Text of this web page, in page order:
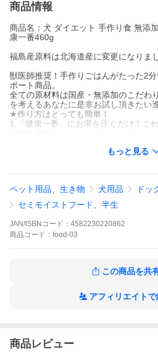
商品情報
商品名：犬 ダイエット 手作り食 無添
康一番460g
福島産原料は北海道産に変更になりまし
獣医師推奨！手作りごはんがたった2
ポート商品。
全ての原材料は国産・無添加のこだわ
を考えるあなたに是非お試し頂きたい
★作り方はとっても簡単！
1.「健康一番」にお湯を注ぐだけ！こ
3.最後に亜麻仁油やえごま油などオメ
内容量：健康一番：110g
原材料：オートミール、発芽玄米、お
い）、きな粉（遺伝子組み換えでない)
ごぼう、ごま、れんこん、紫芋、小松
ぬか、無臭ニンニク、ふすま、カツオ
カロリー：402Kcal/100g
もっと見る
ペット用品、生き物 犬用品
ドッ
セミモイストフード、半生
JAN/ISBNコード： 4582230220862
商品 コード： food-03
この商品を共
アフィリエイト
商品レビュー